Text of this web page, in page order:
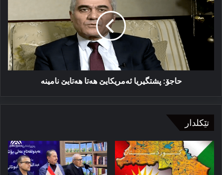
ئه‌مریکایێ
هه‌تا
ھەتایێ
نامینه
حاجۆ: پشتگیریا ئه‌مریکایێ هه‌تا ھەتایێ نامینه
تێکلدار